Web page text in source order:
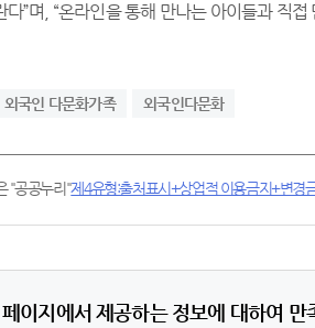
”며, “온라인을 통해 만나는 아이들과 직
외국인 다문화가족 외국인다문화
"공공누리"제4유형:출처표시+상업적 이용금지+변경
이지에서 제공하는 정보에 대하여 만